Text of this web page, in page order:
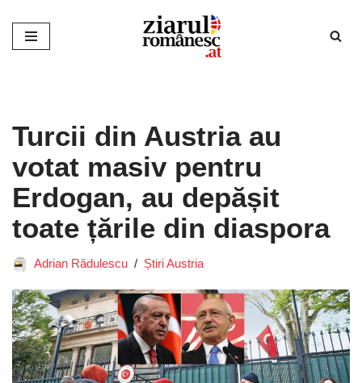
Sari
Turcii din Austria au
votat masiv pentru
Erdogan, au depășit
toate țările din diaspora
Adrian Rădulescu Știri Austria